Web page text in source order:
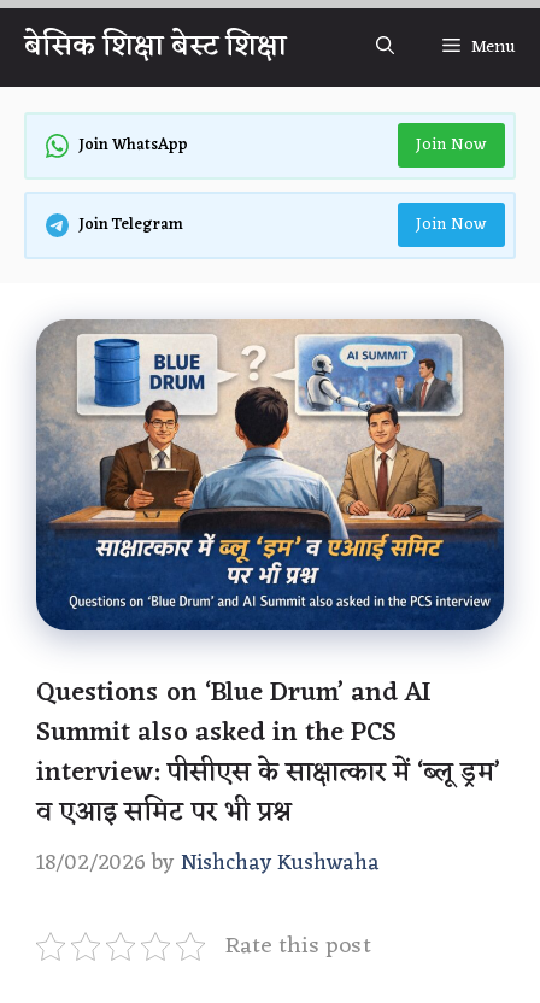
Skip
content
बेसिक शिक्षा बेस्ट शिक्षा Menu
Join WhatsApp Join Now
Join Telegram Join Now
Questions on ‘Blue Drum’ and AI
Summit also asked in the PCS
interview: पीसीएस के साक्षात्कार में ‘ब्लू ड्रम’
व एआइ समिट पर भी प्रश्न
18/02/2026 byNishchay Kushwaha
Rate this post